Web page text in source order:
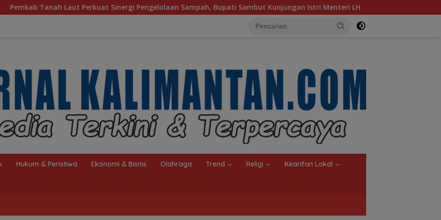
Pengelolaan Sampah, Bupati Sambut Kunjungan Istri Menteri LH Sambut Ketua Komisi II DPR RI, Pemkot
Hukum & Peristiwa Ekonomi & Bisnis Olahraga Trend Religi Kearifan Lokal